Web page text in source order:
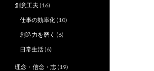
創意工夫 (16)
仕事の効率化 (10)
創造力を磨く (6)
日常生活 (6)
理念・信念・志 (19)